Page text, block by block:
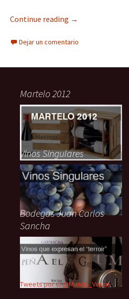
Continue reading →
Dejar un comentario
Martelo 2012
Vinos Singulares
Bodegas Juan Carlos
Sancha
Tweets por el @Mundo_Vinum.